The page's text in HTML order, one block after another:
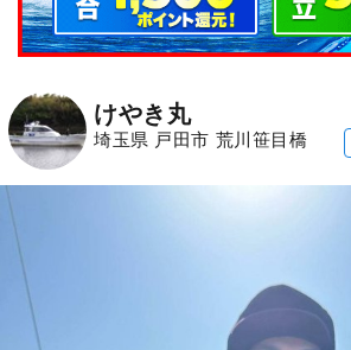
けやき丸
埼玉県 戸田市 荒川笹目橋